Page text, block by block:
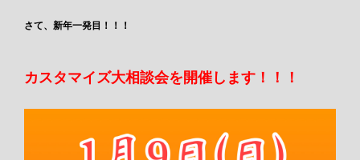
さて、新年一発目！！！
カスタマイズ大相談会を開催します！！！